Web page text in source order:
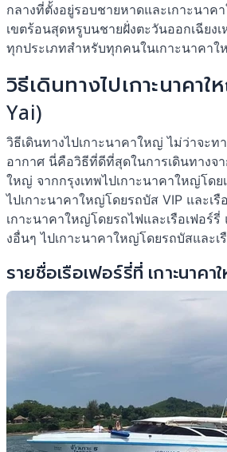
กลางที่ตั้งอยู่รอบชายหาดและเกาะนาค
เขตร้อนสุดหรูบนชายฝั่งตะวันออกเฉียง
ทุกประเภทสำหรับทุกคนในเกาะนาคาใ
วิธีเดินทางไปเกาะนาคา
Yai)
วิธีเดินทางไปเกาะนาคาใหญ่ ไม่ว่าจะท
อากาศ นี่คือวิธีที่ดีที่สุดในการเดินทางจา
ใหญ่ จากกรุงเทพไปเกาะนาคาใหญ่โดย
ไปเกาะนาคาใหญ่โดยรถบัส VIP และเรื
เกาะนาคาใหญ่โดยรถไฟและเรือเฟอร์
งอื่นๆ ไปเกาะนาคาใหญ่โดยรถบัสและเ
รายชื่อเรือเฟอร์รี่ที่ เกาะนาคา